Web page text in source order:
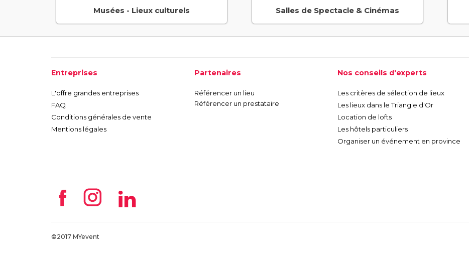
Musées - Lieux culturels Salles de Spectacle & Cinémas
Entreprises
L'offre grandes entreprises
FAQ
Conditions générales de vente
Mentions légales
Partenaires
Référencer un lieu
Référencer un prestataire
Nos conseils d'experts
Les critères de sélection de lieux
Les lieux dans le Triangle d'Or
Location de lofts
Les hôtels particuliers
Organiser un événement en province
©2017 MYevent